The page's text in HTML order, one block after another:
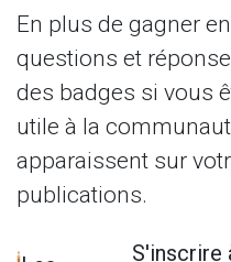
En plus de gagner
questions et
des badges si vous
utile à la
apparaissent sur
publications.
S'inscrire